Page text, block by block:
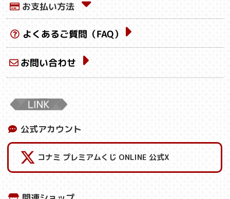
お支払い方法
よくあるご質問（FAQ）
お問い合わせ
公式アカウント
コナミ プレミアムくじ ONLINE 公式X